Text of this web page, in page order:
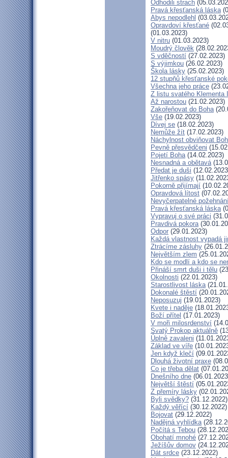
Odhodili strach
Pravá křesťanská láska
Abys nepodlehl
Opravdoví křesťané
(01.03.2023)
V nitru (01.03.2023)
Moudrý člověk
S vděčností (27.02.2023)
S výjimkou (26.02.2023)
Škola lásky (25.02.2023)
12 stupňů křesťanské
Všechna jeho práce
Z listu svatého Klementa
Až narostou (21.02.2023)
Zakořeňovat do Boha
Vše (19.02.2023)
Dívej se (18.02.2023)
Nemůže žít (17.02.2023)
Náchylnost obviňovat
Pevně přesvědčeni
Pojetí Boha(14.02.2023)
Nesnadná a obětavá
Předat je duši
Jitřenko spásy
Pokorně přijímají
Opravdová lítost
Nevyčerpatelné
Pravá křesťanská láska
Vypravuj o své práci
Pravdivá pokora
Odpor (29.01.2023)
Každá vlastnost vypadá
Ztrácíme zásluhy
Největším zlem
Kdo se modlí a kdo se
Přináší smrt duši i tělu
Okolnosti (22.01.2023)
Starostlivost láska
Dokonalé štěstí
Neposuzuj (19.01.2023)
Kvete i naděje
Boží přítel (17.01.2023)
V moři milosrdenství
Svatý Prokop aktuálně
Úplně zavaleni
Základ ve víře
Jen když klečí
Dlouhá životní praxe
Co je třeba dělat
Dnešního dne
Největší štěstí
Z přemíry lásky
Byli svědky? (31.12.2022)
Každý věřící (30.12.2022)
Bojovat (29.12.2022)
Nadějná vyhlídka
Počítá s Tebou
Obohatí mnohé
Ježíšův domov
Dát srdce (23.12.2022)